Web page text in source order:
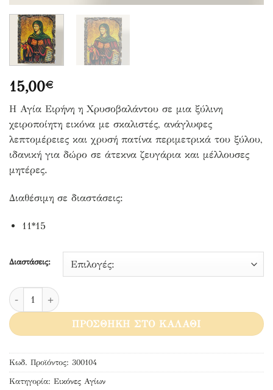
15,00€
Η Αγία Ειρήνη η Χρυσοβαλάντου σε μια ξύλινη
χειροποίητη εικόνα με σκαλιστές, ανάγλυφες
λεπτομέρειες και χρυσή πατίνα περιμετρικά του ξύλου,
ιδανική για δώρο σε άτεκνα ζευγάρια και μέλλουσες
μητέρες.
Διαθέσιμη σε διαστάσεις:
11*15
Διαστάσεις:
Αγία Ειρήνη η Χρυσοβαλάντου ανάγλυφη ποσότητα
ΠΡΟΣΘΉΚΗ ΣΤΟ ΚΑΛΆΘΙ
Κωδ. Προϊόντος: 300104
Κατηγορία: Εικόνες Αγίων